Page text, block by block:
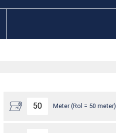
Meter (Rol = 50 meter)